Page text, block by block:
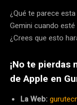
¿Qué te parece
Gemini cuando
¿Crees que esto
¡No te pierdas
de Apple en
La Web: